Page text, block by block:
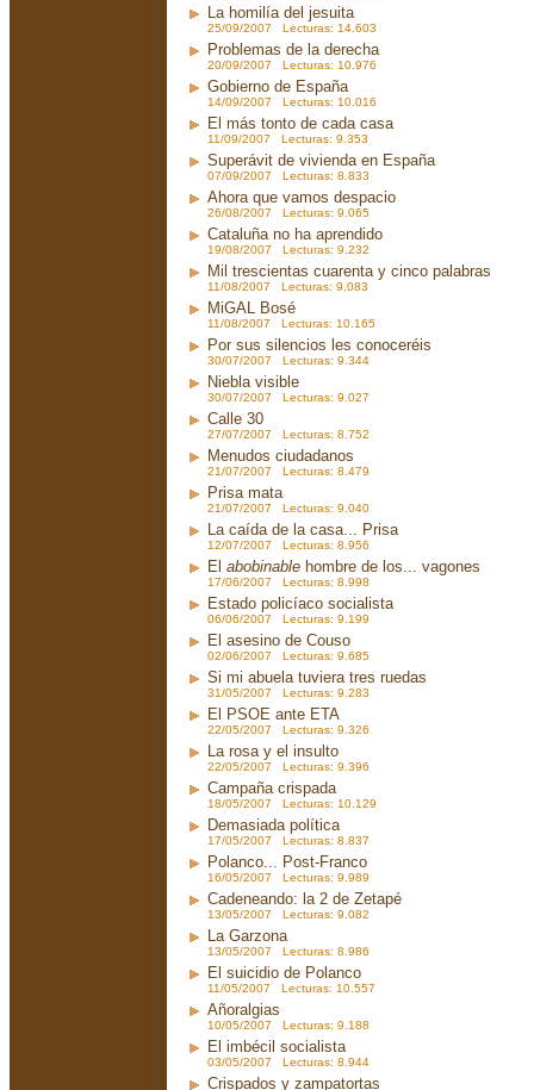
La homilía del jesuita
25/09/2007 Lecturas: 14.603
Problemas de la derecha
20/09/2007 Lecturas: 10.976
Gobierno de España
14/09/2007 Lecturas: 10.016
El más tonto de cada casa
11/09/2007 Lecturas: 9.353
Superávit de vivienda en España
07/09/2007 Lecturas: 8.833
Ahora que vamos despacio
26/08/2007 Lecturas: 9.065
Cataluña no ha aprendido
19/08/2007 Lecturas: 9.232
Mil trescientas cuarenta y cinco palabras
11/08/2007 Lecturas: 9.083
MiGAL Bosé
11/08/2007 Lecturas: 10.165
Por sus silencios les conoceréis
30/07/2007 Lecturas: 9.344
Niebla visible
30/07/2007 Lecturas: 9.027
Calle 30
27/07/2007 Lecturas: 8.752
Menudos ciudadanos
21/07/2007 Lecturas: 8.479
Prisa mata
21/07/2007 Lecturas: 9.040
La caída de la casa... Prisa
12/07/2007 Lecturas: 8.956
El abobinable hombre de los... vagones
17/06/2007 Lecturas: 8.998
Estado policíaco socialista
06/06/2007 Lecturas: 9.199
El asesino de Couso
02/06/2007 Lecturas: 9.685
Si mi abuela tuviera tres ruedas
31/05/2007 Lecturas: 9.283
El PSOE ante ETA
22/05/2007 Lecturas: 9.326
La rosa y el insulto
22/05/2007 Lecturas: 9.396
Campaña crispada
18/05/2007 Lecturas: 10.129
Demasiada política
17/05/2007 Lecturas: 8.837
Polanco... Post-Franco
16/05/2007 Lecturas: 9.989
Cadeneando: la 2 de Zetapé
13/05/2007 Lecturas: 9.082
La Garzona
13/05/2007 Lecturas: 8.986
El suicidio de Polanco
11/05/2007 Lecturas: 10.557
Añoralgias
10/05/2007 Lecturas: 9.188
El imbécil socialista
03/05/2007 Lecturas: 8.944
Crispados y zampatortas